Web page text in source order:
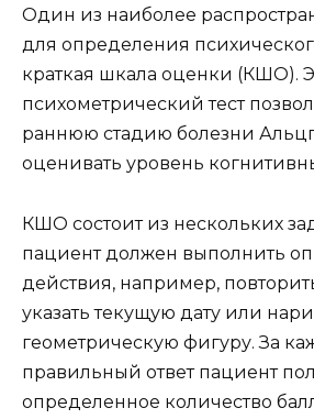
Один из наиболее
для определения
краткая шкала оценки (КШО).
психометрический тест
раннюю стадию болезни
оценивать уровень
КШО состоит из нескольких
пациент должен выполнить
действия, например,
указать текущую дату или
геометрическую фигуру. За
правильный ответ пациент
определенное количество